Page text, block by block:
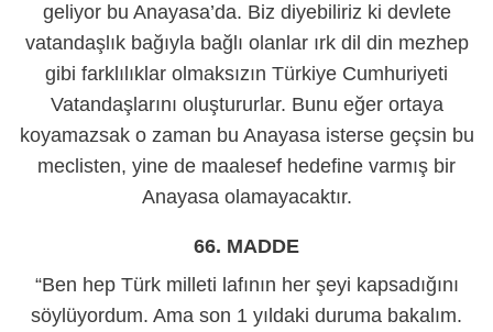
geliyor bu Anayasa’da. Biz diyebiliriz ki devlete
vatandaşlık bağıyla bağlı olanlar ırk dil din mezhep
gibi farklılıklar olmaksızın Türkiye Cumhuriyeti
Vatandaşlarını oluştururlar. Bunu eğer ortaya
koyamazsak o zaman bu Anayasa isterse geçsin bu
meclisten, yine de maalesef hedefine varmış bir
Anayasa olamayacaktır.
66. MADDE
“Ben hep Türk milleti lafının her şeyi kapsadığını
söylüyordum. Ama son 1 yıldaki duruma bakalım.